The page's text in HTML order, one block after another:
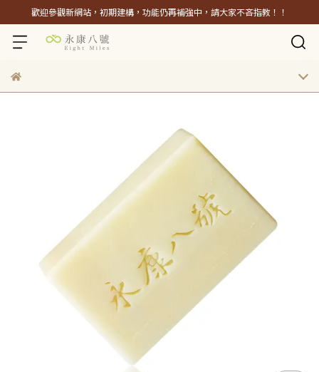
歡迎參觀新網站，初期建構，功能仍再補強中，請大家不吝指教！！